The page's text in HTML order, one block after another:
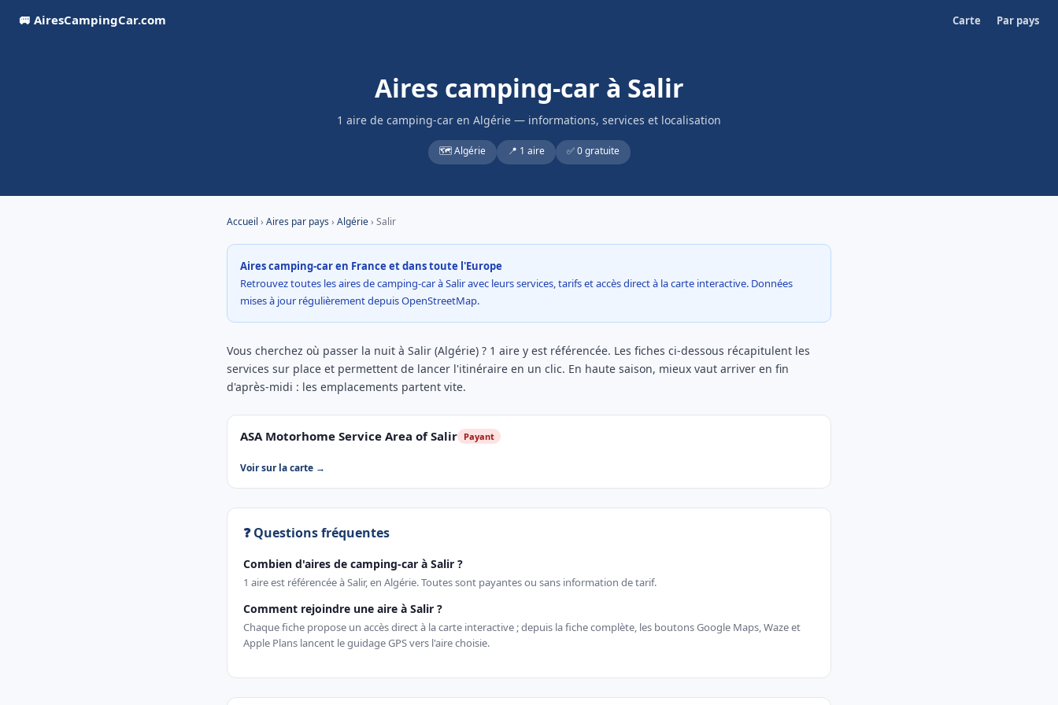
🚐 AiresCampingCar.com Carte Par pays
Aires camping-car à Salir
1 aire de camping-car en Algérie — informations, services et localisation
🗺️ Algérie 📍 1 aire ✅ 0 gratuite
Accueil › Aires par pays› Algérie› Salir
Aires camping-car en France et dans toute l'Europe
Retrouvez toutes les aires de camping-car à Salir avec leurs services, tarifs et accès direct à la carte interactive. Données
mises à jour régulièrement depuis OpenStreetMap.
Vous cherchez où passer la nuit à Salir (Algérie) ? 1 aire y est référencée. Les fiches ci-dessous récapitulent les
services sur place et permettent de lancer l'itinéraire en un clic. En haute saison, mieux vaut arriver en fin
d'après-midi : les emplacements partent vite.
ASA Motorhome Service Area of Salir Payant
Voir sur la carte →
❓ Questions fréquentes
Combien d'aires de camping-car à Salir ?
1 aire est référencée à Salir, en Algérie. Toutes sont payantes ou sans information de tarif.
Comment rejoindre une aire à Salir ?
Chaque fiche propose un accès direct à la carte interactive ; depuis la fiche complète, les boutons Google Maps, Waze et
Apple Plans lancent le guidage GPS vers l'aire choisie.